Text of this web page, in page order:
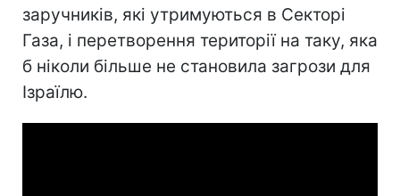
заручників, які утримуються в Секторі
Газа, і перетворення території на таку, яка
б ніколи більше не становила загрози для
Ізраїлю.